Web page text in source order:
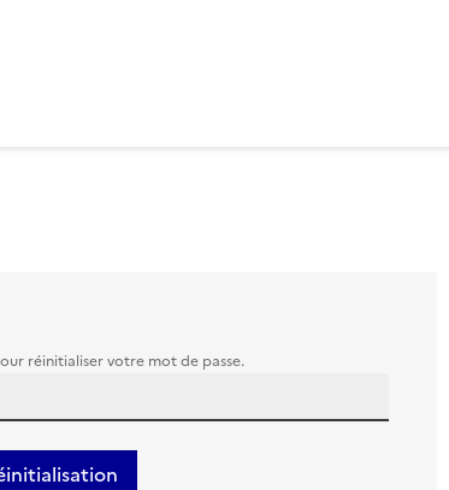
réinitialiser votre mot de passe.